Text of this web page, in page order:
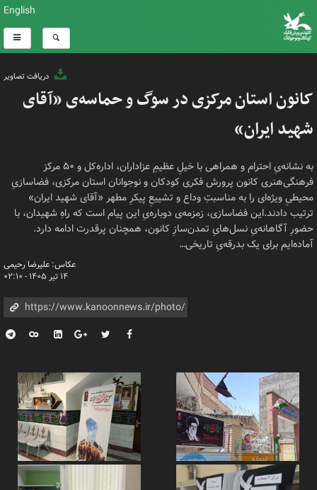
English
دریافت تصاویر
کانون استان مرکزی در سوگ و حماسه‌ی «آقای
شهید ایران»
به نشانه‌یِ احترام و همراهی با خیلِ عظیمِ عزاداران، اداره‌کل و ۵۰ مرکز
فرهنگی‌هنری کانون پرورش فکری کودکان و نوجوانان استان مرکزی، فضاسازیِ
محیطیِ ویژه‌ای را به مناسبتِ وداع و تشییعِ پیکرِ مطهر «آقای شهید ایران»
ترتیب دادند.این فضاسازی، زمزمه‌ی دوباره‌یِ این پیام است که راهِ شهیدان، با
حضورِ آگاهانه‌یِ نسل‌هایِ تمدن‌سازِ کانون، همچنان پرقدرت ادامه دارد.
آماده‌ایم برای یک بدرقه‌یِ تاریخی…
عکاس: علیرضا رحیمی
۱۴ تیر ۱۴۰۵ - ۰۲:۱۰